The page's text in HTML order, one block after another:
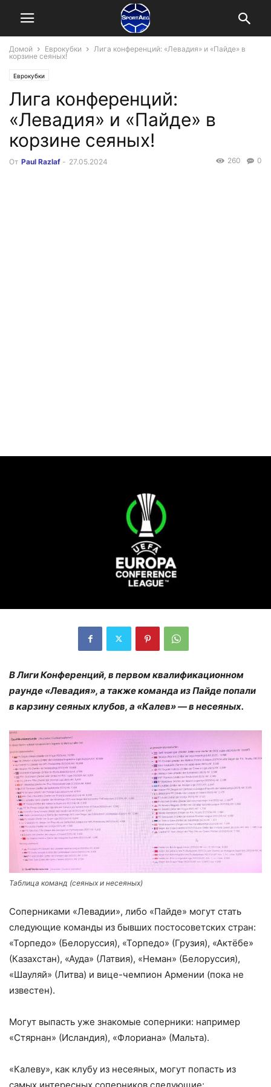
Домой Еврокубки
Лига конференций: «Левадия» и «Пайде» в
корзине сеяных!
Еврокубки
Лига конференций:
«Левадия» и «Пайде» в
корзине сеяных!
От Paul Razlaf - 27.05.2024 0
260
В Лиги Конференций, в первом квалификационном
раунде «Левадия», а также команда из Пайде попали
в карзину сеяных клубов, а «Калев» — в несеяных.
Таблица команд (сеяных и несеяных)
Соперниками «Левадии», либо «Пайде» могут стать
следующие команды из бывших постосоветских стран:
«Торпедо» (Белоруссия), «Торпедо» (Грузия), «Актёбе»
(Казахстан), «Ауда» (Латвия), «Неман» (Белоруссия),
«Шауляй» (Литва) и вице-чемпион Армении (пока не
известен).
Могут выпасть уже знакомые соперники: например
«Стярнан» (Исландия), «Флориана» (Мальта).
«Калеву», как клубу из несеяных, могут попасть из